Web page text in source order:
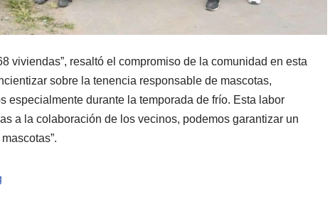
viviendas”, resaltó el compromiso de la comunidad en esta
sobre la tenencia responsable de mascotas,
especialmente durante la temporada de frío. Esta labor
a la colaboración de los vecinos, podemos garantizar un